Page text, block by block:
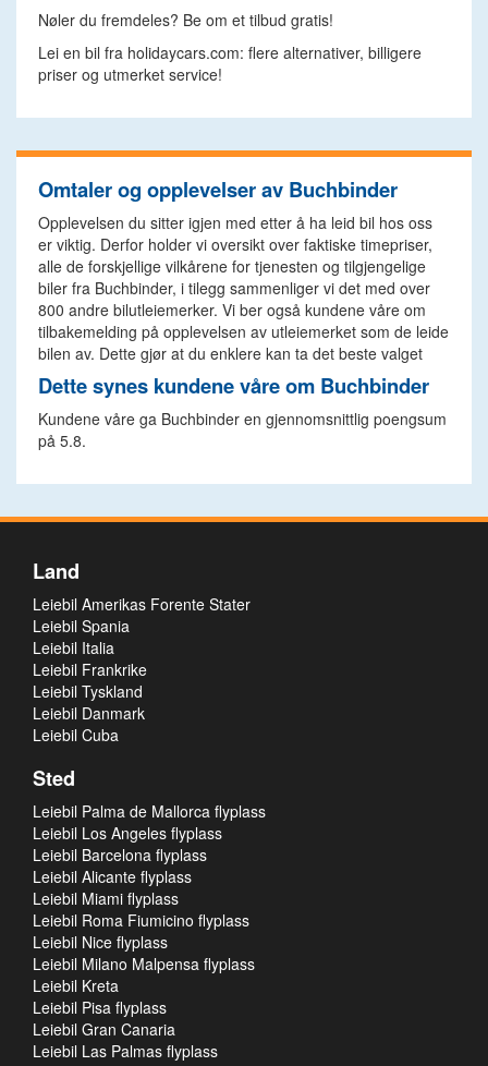
Nøler du fremdeles? Be om et tilbud gratis!
Lei en bil fra holidaycars.com: flere alternativer, billigere
priser og utmerket service!
Omtaler og opplevelser av Buchbinder
Opplevelsen du sitter igjen med etter å ha leid bil hos oss
er viktig. Derfor holder vi oversikt over faktiske timepriser,
alle de forskjellige vilkårene for tjenesten og tilgjengelige
biler fra Buchbinder, i tilegg sammenliger vi det med over
800 andre bilutleiemerker. Vi ber også kundene våre om
tilbakemelding på opplevelsen av utleiemerket som de leide
bilen av. Dette gjør at du enklere kan ta det beste valget
Dette synes kundene våre om Buchbinder
Kundene våre ga Buchbinder en gjennomsnittlig poengsum
på 5.8.
Land
Leiebil Amerikas Forente Stater
Leiebil Spania
Leiebil Italia
Leiebil Frankrike
Leiebil Tyskland
Leiebil Danmark
Leiebil Cuba
Sted
Leiebil Palma de Mallorca flyplass
Leiebil Los Angeles flyplass
Leiebil Barcelona flyplass
Leiebil Alicante flyplass
Leiebil Miami flyplass
Leiebil Roma Fiumicino flyplass
Leiebil Nice flyplass
Leiebil Milano Malpensa flyplass
Leiebil Kreta
Leiebil Pisa flyplass
Leiebil Gran Canaria
Leiebil Las Palmas flyplass